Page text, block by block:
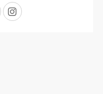
FacebookInstagram